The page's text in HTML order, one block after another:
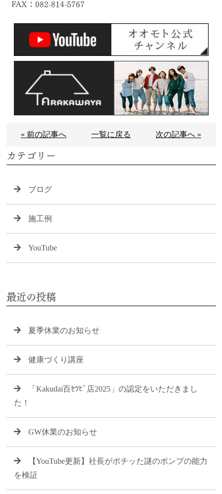
FAX：082-814-5767
« 前の記事へ 一覧に戻る 次の記事へ »
カテゴリー
ブログ
施工例
YouTube
最近の投稿
夏季休業のお知らせ
健康づくり講座
「Kakudai百ｾﾂﾋﾞ店2025」の認定をいただきまし
た！
GW休業のお知らせ
【YouTube更新】社長がポチッた謎のポンプの能力
を検証